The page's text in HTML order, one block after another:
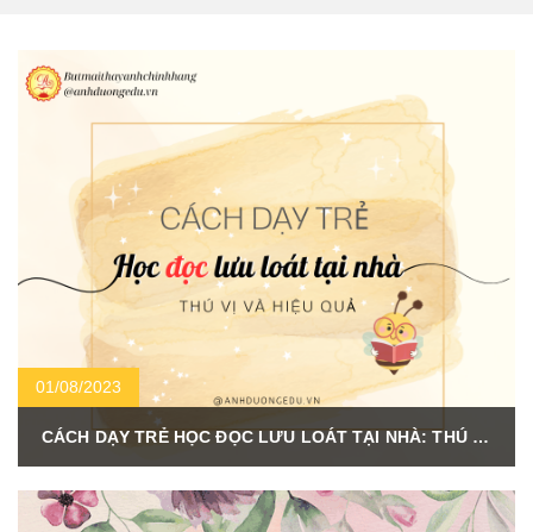
01/08/2023
CÁCH DẠY TRẺ HỌC ĐỌC LƯU LOÁT TẠI NHÀ: THÚ VỊ VÀ HIỆU QUẢ